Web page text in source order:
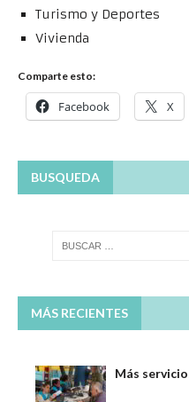
Turismo y Deportes
Vivienda
Comparte esto:
Facebook X
BUSQUEDA
MÁS RECIENTES
Más